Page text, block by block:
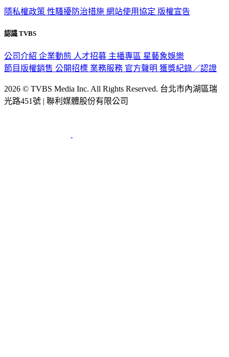
隱私權政策 性騷擾防治措施 網站使用協定 版權宣告
認識 TVBS
公司介紹 企業動態 人才招募 主播專區 星藝象娛樂
節目版權銷售 公開招標 業務服務 官方聲明 獲獎紀錄／認證
2026 © TVBS Media Inc. All Rights Reserved. 台北市內湖區瑞
光路451號 | 聯利媒體股份有限公司